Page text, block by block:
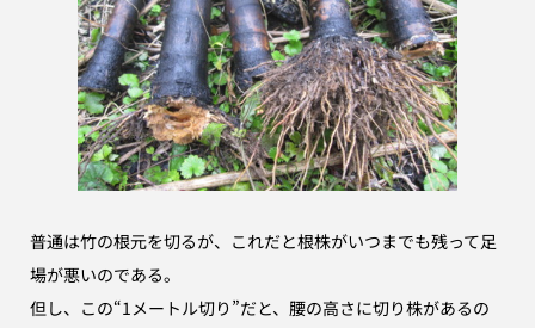
普通は竹の根元を切るが、これだと根株がいつまでも残って足
場が悪いのである。
但し、この“1メートル切り”だと、腰の高さに切り株があるの